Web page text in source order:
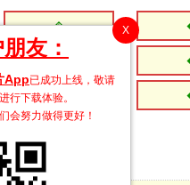
�
�
�
下载
X
友：
App已成功上线，敬请
行下载体验。
会努力做得更好！